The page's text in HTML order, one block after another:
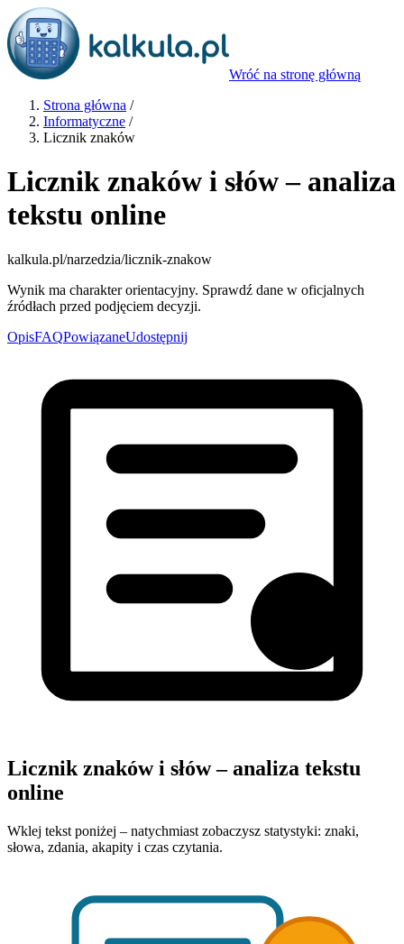
Wróć na stronę główną
Strona główna /
Informatyczne /
Licznik znaków
Licznik znaków i słów – analiza
tekstu online
kalkula.pl/narzedzia/licznik-znakow
Wynik ma charakter orientacyjny. Sprawdź dane w oficjalnych
źródłach przed podjęciem decyzji.
OpisFAQPowiązaneUdostępnij
Licznik znaków i słów – analiza tekstu
online
Wklej tekst poniżej – natychmiast zobaczysz statystyki: znaki,
słowa, zdania, akapity i czas czytania.